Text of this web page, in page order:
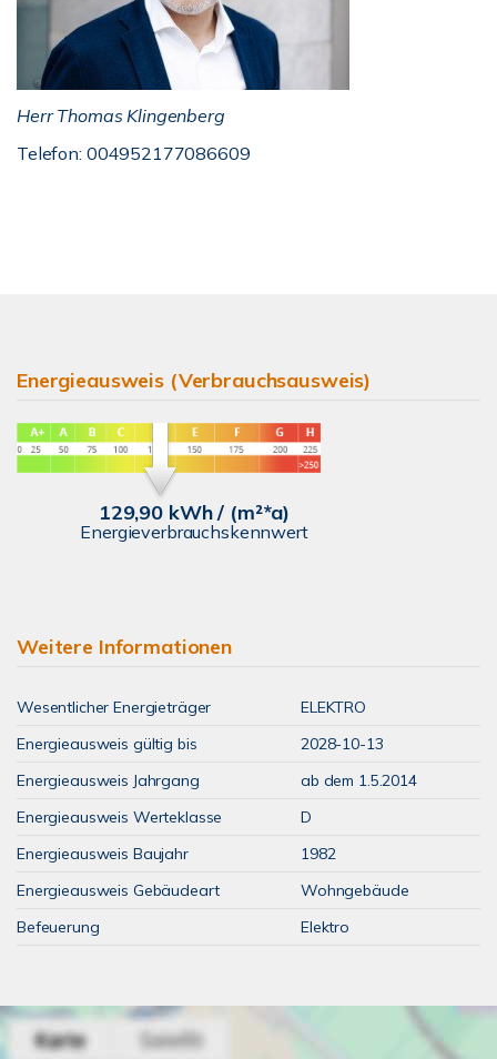
Herr Thomas Klingenberg
Telefon: 004952177086609
Energieausweis (Verbrauchsausweis)
129,90 kWh / (m²*a)
Energieverbrauchskennwert
Weitere Informationen
Wesentlicher Energieträger
ELEKTRO
Energieausweis gültig bis
2028-10-13
Energieausweis Jahrgang
ab dem 1.5.2014
Energieausweis Werteklasse
D
Energieausweis Baujahr
1982
Energieausweis Gebäudeart
Wohngebäude
Befeuerung
Elektro